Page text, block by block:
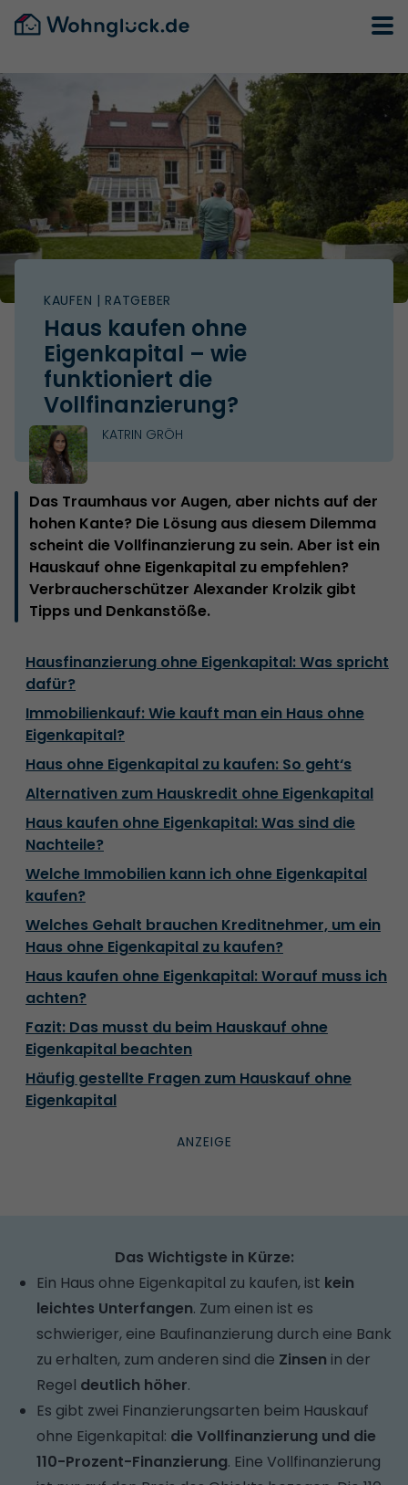
KAUFEN | RATGEBER
Haus kaufen ohne
Eigenkapital – wie
funktioniert die
Vollfinanzierung?
KATRIN GRÖH
Das Traumhaus vor Augen, aber nichts auf der
hohen Kante? Die Lösung aus diesem Dilemma
scheint die Vollfinanzierung zu sein. Aber ist ein
Hauskauf ohne Eigenkapital zu empfehlen?
Verbraucherschützer Alexander Krolzik gibt
Tipps und Denkanstöße.
Hausfinanzierung ohne Eigenkapital: Was spricht
dafür?
Immobilienkauf: Wie kauft man ein Haus ohne
Eigenkapital?
Haus ohne Eigenkapital zu kaufen: So geht‘s
Alternativen zum Hauskredit ohne Eigenkapital
Haus kaufen ohne Eigenkapital: Was sind die
Nachteile?
Welche Immobilien kann ich ohne Eigenkapital
kaufen?
Welches Gehalt brauchen Kreditnehmer, um ein
Haus ohne Eigenkapital zu kaufen?
Haus kaufen ohne Eigenkapital: Worauf muss ich
achten?
Fazit: Das musst du beim Hauskauf ohne
Eigenkapital beachten
Häufig gestellte Fragen zum Hauskauf ohne
Eigenkapital
Das Wichtigste in Kürze:
Ein Haus ohne Eigenkapital zu kaufen, ist kein
leichtes Unterfangen. Zum einen ist es
schwieriger, eine Baufinanzierung durch eine Bank
zu erhalten, zum anderen sind die Zinsen in der
Regel deutlich höher.
Es gibt zwei Finanzierungsarten beim Hauskauf
ohne Eigenkapital: die Vollfinanzierung und die
110-Prozent-Finanzierung. Eine Vollfinanzierung